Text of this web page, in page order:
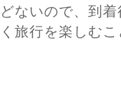
ないので、到
旅行を楽しむこ